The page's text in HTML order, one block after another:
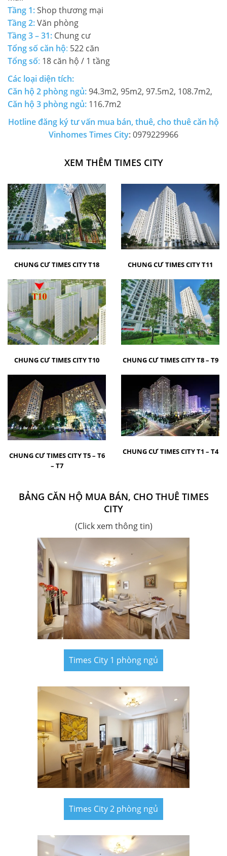
Tầng 1:Shop thương mại
Tầng 2:Văn phòng
Tầng 3 – 31: Chung cư
Tổng số căn hộ: 522 căn
Tổng số: 18 căn hộ / 1 tầng
Các loại diện tích:
Căn hộ 2 phòng ngủ:94.3m2, 95m2, 97.5m2, 108.7m2,
Căn hộ 3 phòng ngủ: 116.7m2
Hotline đăng ký tư vấn mua bán, thuê, cho thuê căn hộ
Vinhomes Times City: 0979229966
XEM THÊM TIMES CITY
CHUNG CƯ TIMES CITY T18 CHUNG CƯ TIMES CITY T11
CHUNG CƯ TIMES CITY T10 CHUNG CƯ TIMES CITY T8 – T9
CHUNG CƯ TIMES CITY T5 – T6
– T7
CHUNG CƯ TIMES CITY T1 – T4
BẢNG CĂN HỘ MUA BÁN, CHO THUÊ TIMES
CITY
(Click xem thông tin)
Times City 1 phòng ngủ
Times City 2 phòng ngủ